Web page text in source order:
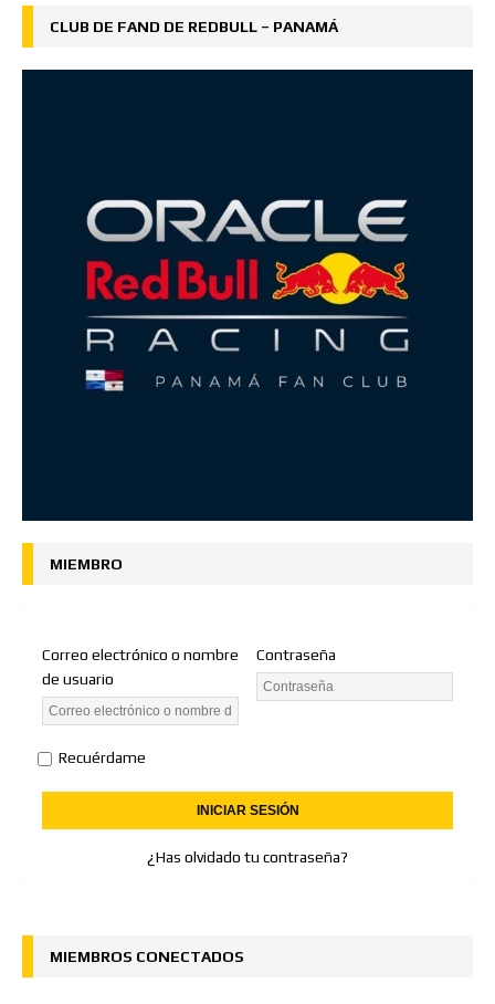
CLUB DE FAND DE REDBULL – PANAMÁ
MIEMBRO
Correo electrónico o nombre
de usuario
Contraseña
Recuérdame
¿Has olvidado tu contraseña?
MIEMBROS CONECTADOS